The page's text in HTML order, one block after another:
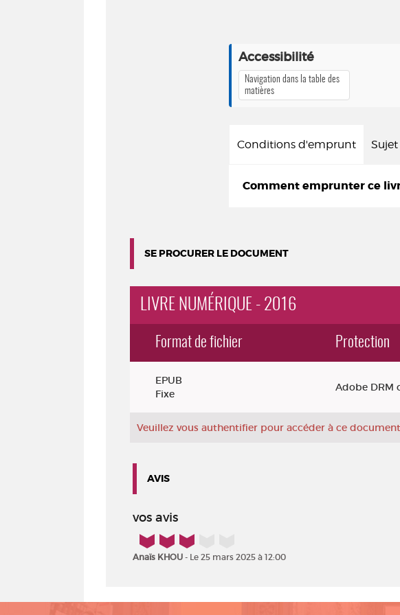
Accessibilité
Navigation dans la table des
matières
Conditions d'emprunt Sujet
Comment emprunter ce
SE PROCURER LE DOCUMENT
LIVRE NUMÉRIQUE - 2016
Format de fichier Protection
EPUB
Fixe
Adobe DRM
Veuillez vous authentifier pour accéder à ce
AVIS
vos avis
3/5
Anaïs KHOU - Le 25 mars 2025 à 12:00